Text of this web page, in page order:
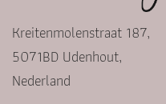
Kreitenmolenstraat 187,
5071BD Udenhout,
Nederland